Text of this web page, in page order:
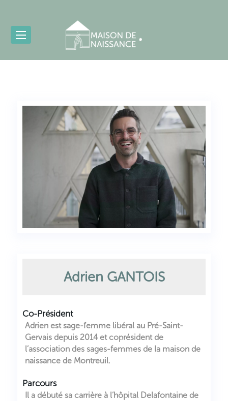
Adrien GANTOIS
Co-Président
Adrien est sage-femme libéral au Pré-Saint-
Gervais depuis 2014 et coprésident de
l’association des sages-femmes de la maison de
naissance de Montreuil.
Parcours
Il a débuté sa carrière à l’hôpital Delafontaine de